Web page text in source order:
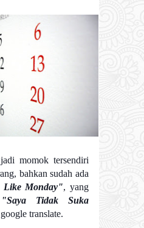
momok tersendiri
bahkan sudah ada
Monday", yang
"Saya Tidak Suka
translate.